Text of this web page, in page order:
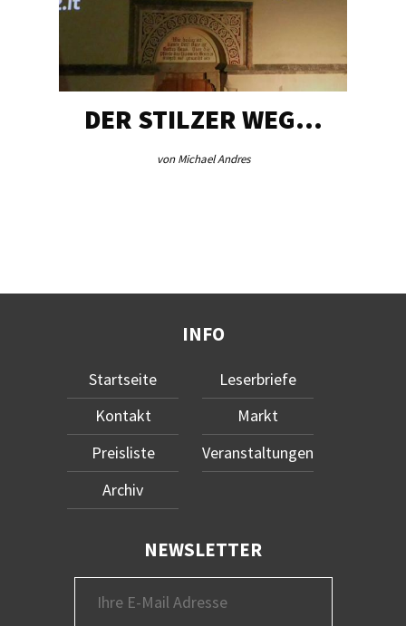
DER STILZER WEG…
von Michael Andres
INFO
Startseite
Kontakt
Preisliste
Archiv
Leserbriefe
Markt
Veranstaltungen
NEWSLETTER